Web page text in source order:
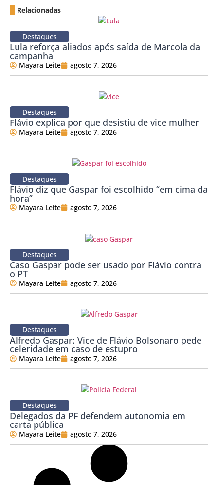
Relacionadas
Destaques
Lula reforça aliados após saída de Marcola da
campanha
Mayara Leite agosto 7, 2026
Destaques
Flávio explica por que desistiu de vice mulher
Mayara Leite agosto 7, 2026
Destaques
Flávio diz que Gaspar foi escolhido “em cima da
hora”
Mayara Leite agosto 7, 2026
Destaques
Caso Gaspar pode ser usado por Flávio contra
o PT
Mayara Leite agosto 7, 2026
Destaques
Alfredo Gaspar: Vice de Flávio Bolsonaro pede
celeridade em caso de estupro
Mayara Leite agosto 7, 2026
Destaques
Delegados da PF defendem autonomia em
carta pública
Mayara Leite agosto 7, 2026